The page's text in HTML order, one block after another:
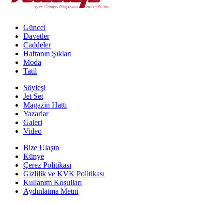
Güncel
Davetler
Caddeler
Haftanın Şıkları
Moda
Tatil
Söyleşi
Jet Set
Magazin Hattı
Yazarlar
Galeri
Video
Bize Ulaşın
Künye
Çerez Politikası
Gizlilik ve KVK Politikası
Kullanım Koşulları
Aydınlatma Metni